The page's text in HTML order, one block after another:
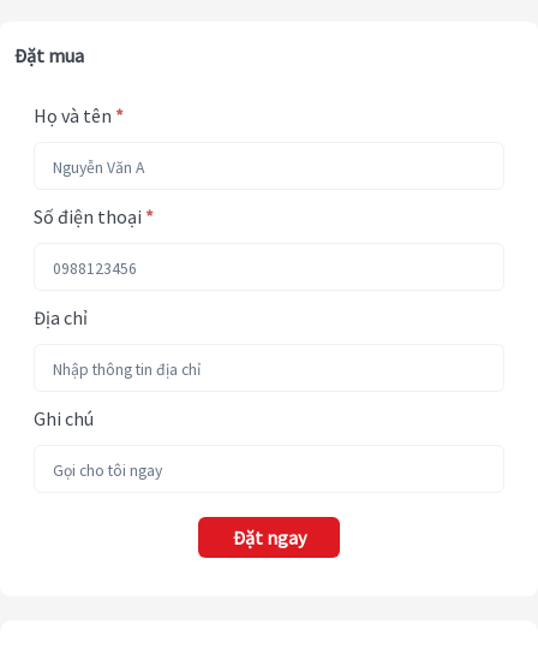
Đặt mua
Họ và tên *
Số điện thoại *
Địa chỉ
Ghi chú
Đặt ngay